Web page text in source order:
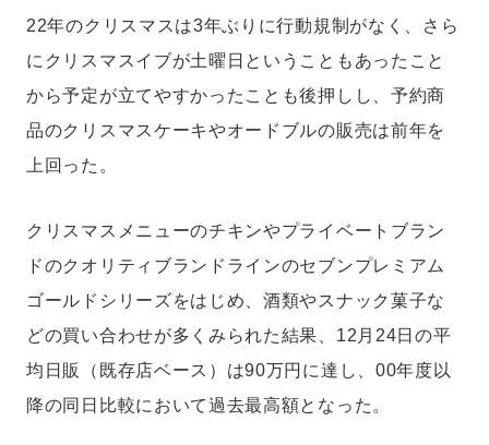
22年のクリスマスは3年ぶりに行動規制がなく、さら
にクリスマスイブが土曜日ということもあったこと
から予定が立てやすかったことも後押しし、予約商
品のクリスマスケーキやオードブルの販売は前年を
上回った。
クリスマスメニューのチキンやプライベートブラン
ドのクオリティブランドラインのセブンプレミアム
ゴールドシリーズをはじめ、酒類やスナック菓子な
どの買い合わせが多くみられた結果、12月24日の平
均日販（既存店ベース）は90万円に達し、00年度以
降の同日比較において過去最高額となった。